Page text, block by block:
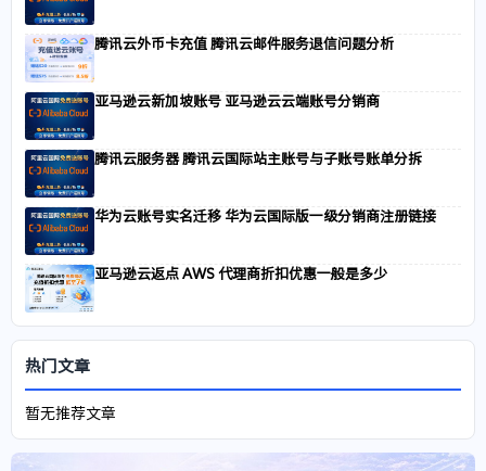
腾讯云外币卡充值 腾讯云邮件服务退信问题分析
亚马逊云新加坡账号 亚马逊云云端账号分销商
腾讯云服务器 腾讯云国际站主账号与子账号账单分拆
华为云账号实名迁移 华为云国际版一级分销商注册链接
亚马逊云返点 AWS 代理商折扣优惠一般是多少
热门文章
暂无推荐文章